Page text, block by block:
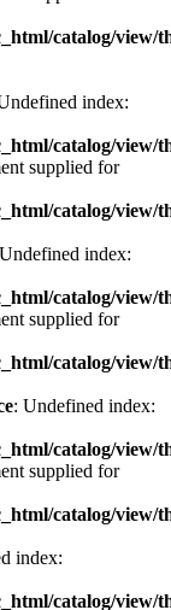
catalog/view/
index:
catalog/view/
supplied for
catalog/view/
index:
catalog/view/
supplied for
catalog/view/
: Undefined index:
catalog/view/
supplied for
catalog/view/
index:
catalog/view/